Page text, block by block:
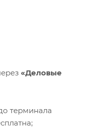
«Деловые
терминала